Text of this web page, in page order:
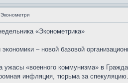
«Эконометрика»
– новой базовой
ужасы «военного коммунизма» в
инфляция, тюрьма за